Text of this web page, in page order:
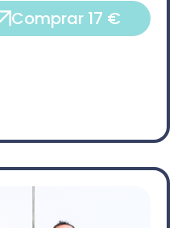
Comprar 17 €